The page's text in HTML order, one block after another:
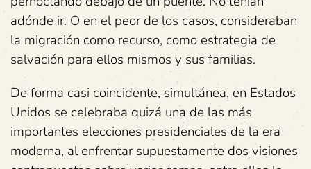
adónde ir. O en el peor de los casos, consideraban
la migración como recurso, como estrategia de
salvación para ellos mismos y sus familias.
De forma casi coincidente, simultánea, en Estados
Unidos se celebraba quizá una de las más
importantes elecciones presidenciales de la era
moderna, al enfrentar supuestamente dos visiones